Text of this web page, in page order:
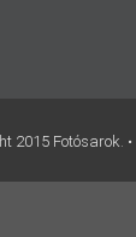
2015 Fotósarok. •